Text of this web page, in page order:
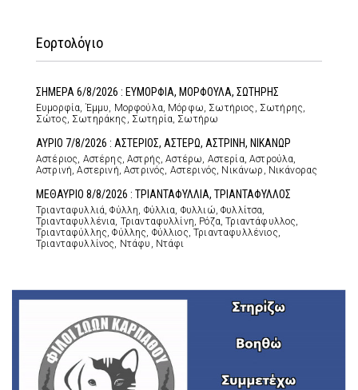
Εορτολόγιο
ΣΗΜΕΡΑ 6/8/2026 : ΕΥΜΟΡΦΙΑ, ΜΟΡΦΟΥΛΑ, ΣΩΤΗΡΗΣ
Ευμορφία, Έμμυ, Μορφούλα, Μόρφω, Σωτήριος, Σωτήρης,
Σώτος, Σωτηράκης, Σωτηρία, Σωτήρω
ΑΥΡΙΟ 7/8/2026 : ΑΣΤΕΡΙΟΣ, ΑΣΤΕΡΩ, ΑΣΤΡΙΝΗ, ΝΙΚΑΝΩΡ
Αστέριος, Αστέρης, Αστρής, Αστέρω, Αστερία, Αστρούλα,
Αστρινή, Αστερινή, Αστρινός, Αστερινός, Νικάνωρ, Νικάνορας
ΜΕΘΑΥΡΙΟ 8/8/2026 : ΤΡΙΑΝΤΑΦΥΛΛΙΑ, ΤΡΙΑΝΤΑΦΥΛΛΟΣ
Τριανταφυλλιά, Φύλλη, Φύλλια, Φυλλιώ, Φυλλίτσα,
Τριανταφυλλένια, Τριανταφυλλίνη, Ρόζα, Τριαντάφυλλος,
Τριανταφύλλης, Φύλλης, Φύλλιος, Τριανταφυλλένιος,
Τριανταφυλλίνος, Ντάφυ, Ντάφι